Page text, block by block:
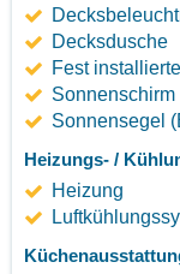
Decksdusche
Fest
Sonnensegel
Heizungs- /
Heizung